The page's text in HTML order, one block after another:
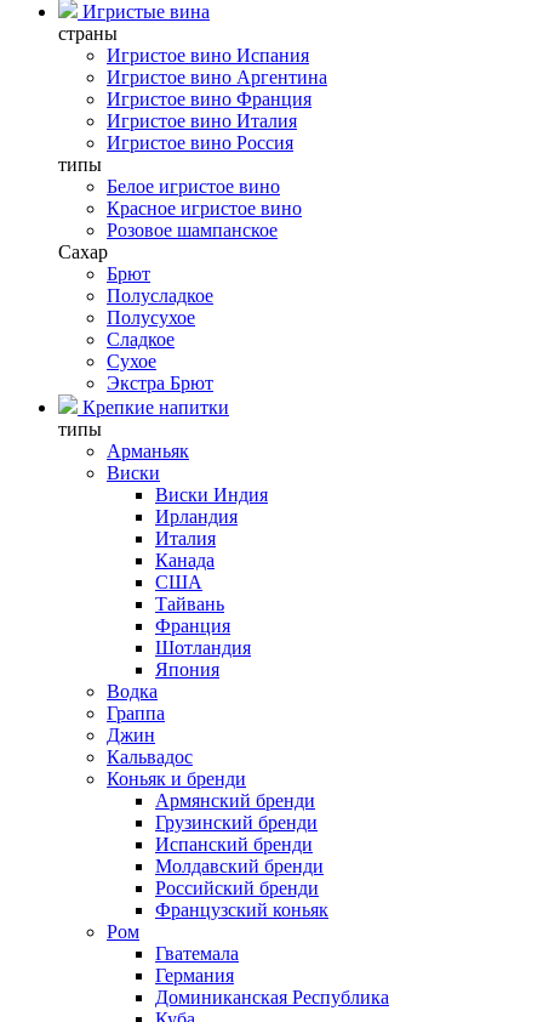
Игристые вина
страны
Игристое вино Испания
Игристое вино Аргентина
Игристое вино Франция
Игристое вино Италия
Игристое вино Россия
типы
Белое игристое вино
Красное игристое вино
Розовое шампанское
Сахар
Брют
Полусладкое
Полусухое
Сладкое
Сухое
Экстра Брют
Крепкие напитки
типы
Арманьяк
Виски
Виски Индия
Ирландия
Италия
Канада
США
Тайвань
Франция
Шотландия
Япония
Водка
Граппа
Джин
Кальвадос
Коньяк и бренди
Армянский бренди
Грузинский бренди
Испанский бренди
Молдавский бренди
Российский бренди
Французский коньяк
Ром
Гватемала
Германия
Доминиканская Республика